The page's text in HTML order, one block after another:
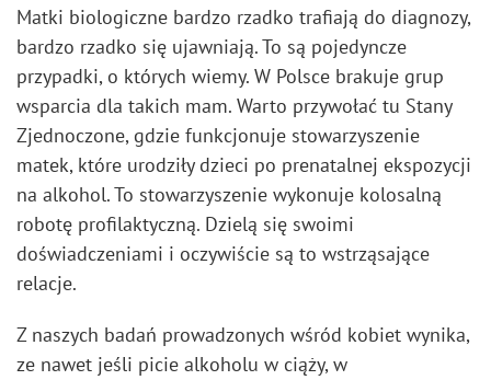
Matki biologiczne bardzo rzadko trafiają do diagnozy,
bardzo rzadko się ujawniają. To są pojedyncze
przypadki, o których wiemy. W Polsce brakuje grup
wsparcia dla takich mam. Warto przywołać tu Stany
Zjednoczone, gdzie funkcjonuje stowarzyszenie
matek, które urodziły dzieci po prenatalnej ekspozycji
na alkohol. To stowarzyszenie wykonuje kolosalną
robotę profilaktyczną. Dzielą się swoimi
doświadczeniami i oczywiście są to wstrząsające
relacje.
Z naszych badań prowadzonych wśród kobiet wynika,
ze nawet jeśli picie alkoholu w ciąży, w